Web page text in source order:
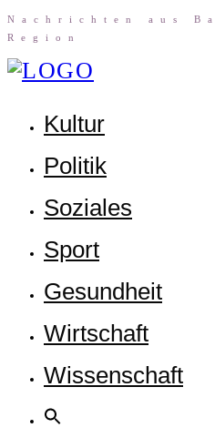
Nach­rich­ten aus
Region
Kul­tur
Poli­tik
Sozia­les
Sport
Gesund­heit
Wirt­schaft
Wis­sen­schaft